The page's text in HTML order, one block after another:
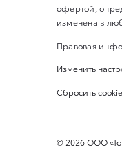
офертой,
изменена в
Правовая
Изменить
Сбросить cookie
©2026ООО